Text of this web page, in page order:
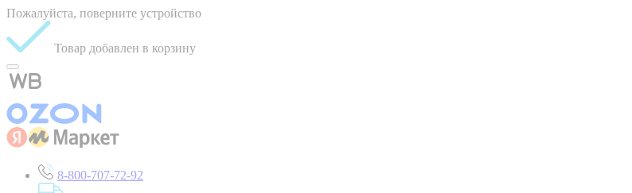
Пожалуйста, поверните устройство
Товар добавлен в корзину
8-800-707-72-92